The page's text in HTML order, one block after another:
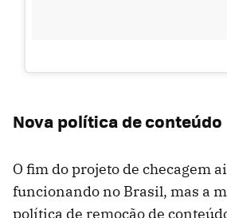
Nova política de conteúdo
O fim do projeto de checagem
funcionando no Brasil, mas a
política de remoção de